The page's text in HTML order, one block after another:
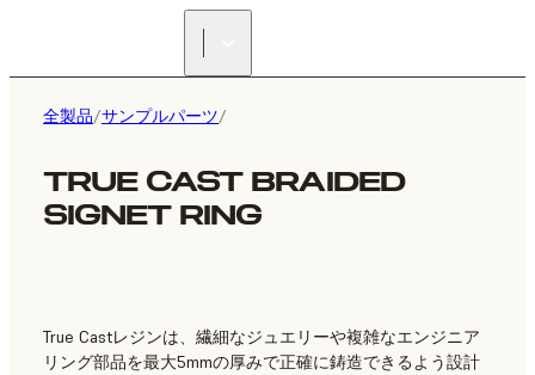
全製品/サンプルパーツ/
TRUE CAST BRAIDED
SIGNET RING
True Castレジンは、繊細なジュエリーや複雑なエンジニア
リング部品を最大5mmの厚みで正確に鋳造できるよう設計